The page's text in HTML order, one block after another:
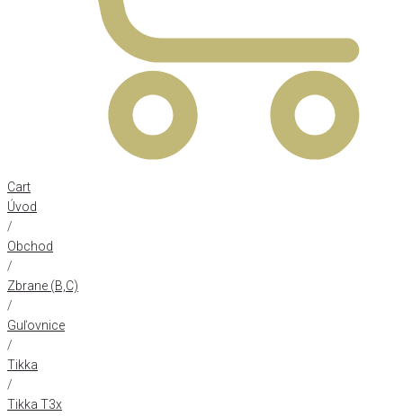
Cart
Úvod
/
Obchod
/
Zbrane (B,C)
/
Guľovnice
/
Tikka
/
Tikka T3x